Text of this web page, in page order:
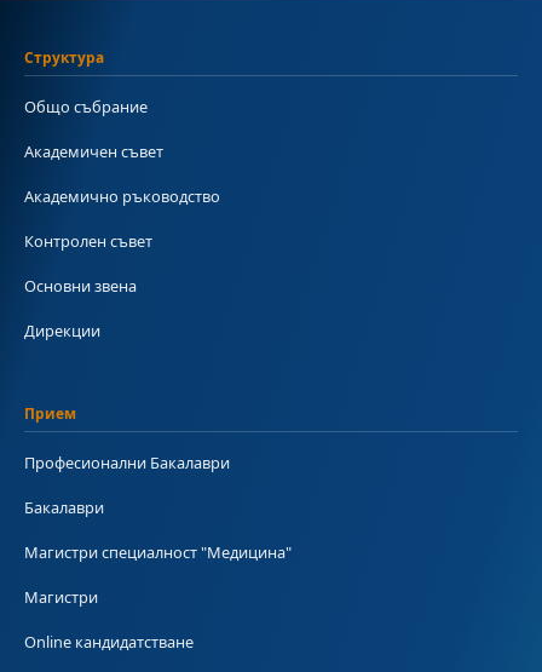
Структура
Общо събрание
Академичен съвет
Академично ръководство
Контролен съвет
Основни звена
Дирекции
Прием
Професионални Бакалаври
Бакалаври
Магистри специалност "Медицина"
Магистри
Online кандидатстване